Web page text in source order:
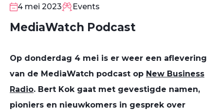
MEI4 mei 2023 Events
MediaWatch Podcast
Op donderdag 4 mei is er weer een aflevering
van de MediaWatch podcast op New Business
Radio. Bert Kok gaat met gevestigde namen,
pioniers en nieuwkomers in gesprek over